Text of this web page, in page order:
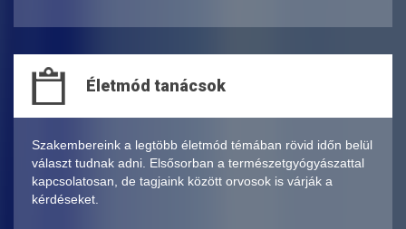
Életmód tanácsok
Szakembereink a legtöbb életmód témában rövid időn belül
választ tudnak adni. Elsősorban a természetgyógyászattal
kapcsolatosan, de tagjaink között orvosok is várják a
kérdéseket.